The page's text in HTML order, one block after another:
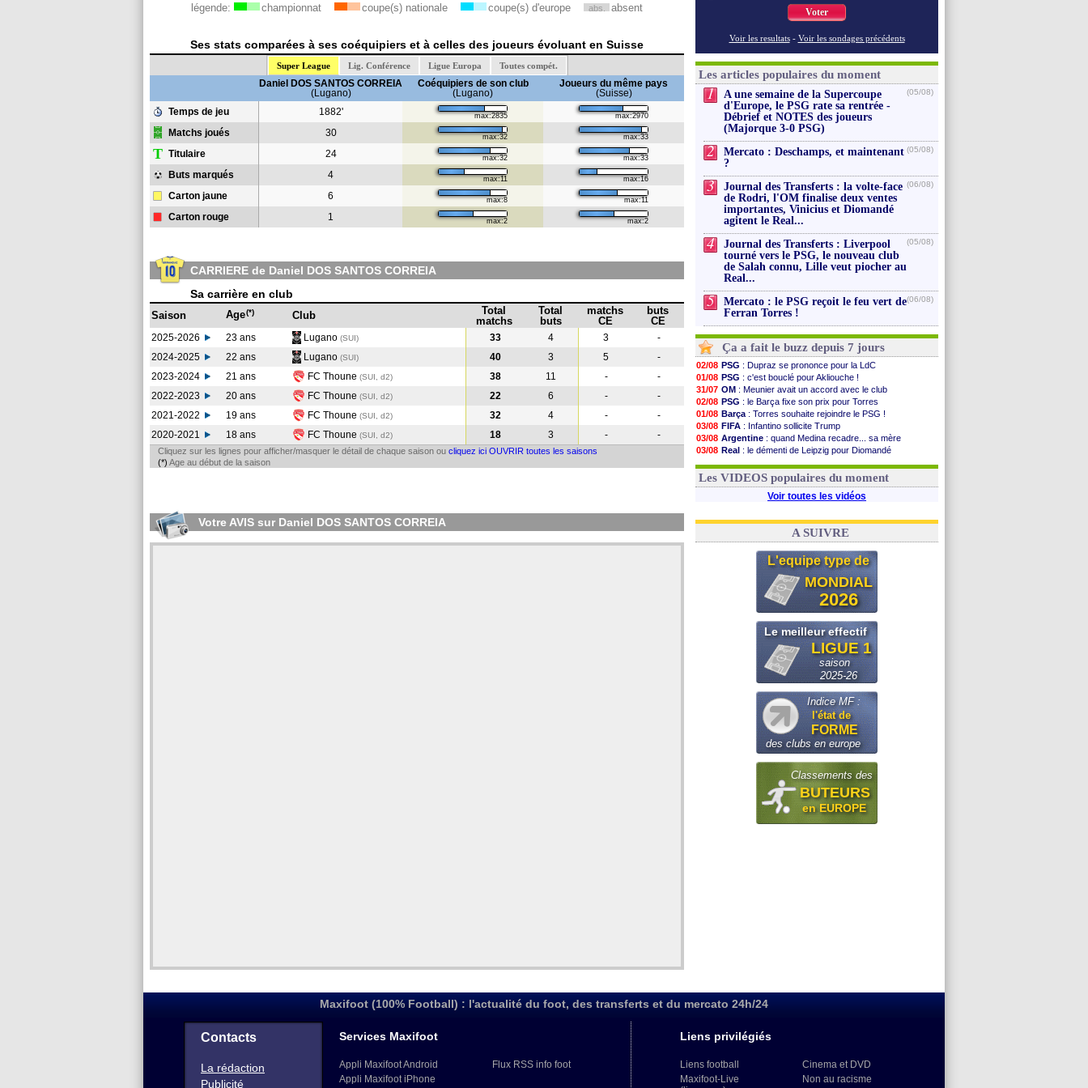
légende: championnat coupe(s) nationale coupe(s) d'europe abs. absent
Ses stats comparées à ses coéquipiers et à celles des joueurs évoluant en Suisse
Super League Lig. Conférence Ligue Europa Toutes compét.
Daniel DOS SANTOS CORREIA
(Lugano)
Coéquipiers de son club
(Lugano)
Joueurs du même pays
(Suisse)
Temps de jeu
1882' max:2835 max:2970
Matchs joués 30 max:32 max:33
T Titulaire 24 max:32 max:33
Buts marqués 4 max:11 max:16
Carton jaune 6 max:8 max:11
Carton rouge 1 max:2 max:2
CARRIERE de Daniel DOS SANTOS CORREIA
Sa carrière en club
Saison Age(*) Club
Total
matchs
Total
buts
matchs
CE
buts
CE
2025-2026 23 ans Lugano (SUI) 33 4 3
-
2024-2025
22 ans Lugano (SUI) 40 3 5
-
2023-2024
21 ans FC Thoune (SUI, d2) 38 11 -
-
2022-2023
20 ans FC Thoune (SUI, d2) 22 6 -
-
2021-2022
19 ans FC Thoune (SUI, d2) 32 4 -
-
2020-2021
18 ans FC Thoune (SUI, d2) 18 3 - -
Cliquez sur les lignes pour afficher/masquer le détail de chaque saison ou cliquez ici OUVRIR toutes les saisons
(*) Age au début de la saison
Votre AVIS sur Daniel DOS SANTOS CORREIA
Voter
Voir les resultats - Voir les sondages précédents
Les articles populaires du moment
1
A une semaine de la Supercoupe
d'Europe, le PSG rate sa rentrée -
Débrief et NOTES des joueurs
(Majorque 3-0 PSG)
(05/08)
2
Mercato : Deschamps, et maintenant
?
(05/08)
3
Journal des Transferts : la volte-face
de Rodri, l'OM finalise deux ventes
importantes, Vinicius et Diomandé
agitent le Real...
(06/08)
4
Journal des Transferts : Liverpool
tourné vers le PSG, le nouveau club
de Salah connu, Lille veut piocher au
Real...
(05/08)
5
Mercato : le PSG reçoit le feu vert de
Ferran Torres !
(06/08)
Ça a fait le buzz depuis 7 jours
02/08 PSG : Dupraz se prononce pour la LdC
01/08 PSG : c'est bouclé pour Akliouche !
31/07 OM : Meunier avait un accord avec le club
02/08 PSG : le Barça fixe son prix pour Torres
01/08 Barça : Torres souhaite rejoindre le PSG !
03/08 FIFA : Infantino sollicite Trump
03/08 Argentine : quand Medina recadre... sa mère
03/08 Real : le démenti de Leipzig pour Diomandé
31/07 FIFA: le conseiller d'Infantino démissionne !
Les VIDEOS populaires du moment
Voir toutes les vidéos
A SUIVRE
L'equipe type de
MONDIAL
2026
Le meilleur effectif
LIGUE 1
saison
2025-26
Indice MF :
l'état de
FORME
des clubs en europe
Classements des
BUTEURS
en EUROPE
Maxifoot (100% Football) : l'actualité du foot, des transferts et du mercato 24h/24
Contacts
La rédaction
Publicité
Services Maxifoot
Appli Maxifoot Android
Appli Maxifoot iPhone
Flux RSS info foot
Liens privilégiés
Liens football
Maxifoot-Live
Cinema et DVD
Non au racisme